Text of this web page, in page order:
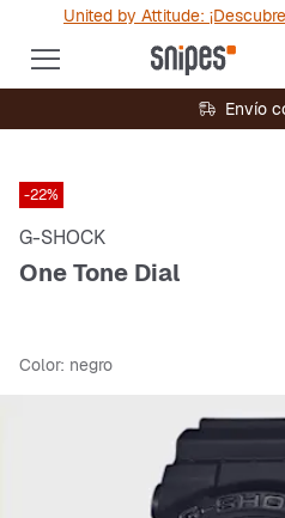
United by Attitude:
Envío
-22%
G-SHOCK
One Tone Dial
Color: negro